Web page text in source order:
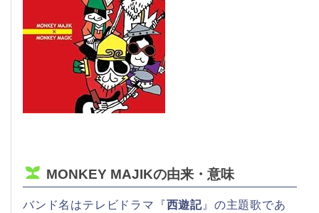
MONKEY MAJIKの由来・意味
バンド名はテレビドラマ『西遊記 』の主題歌であ